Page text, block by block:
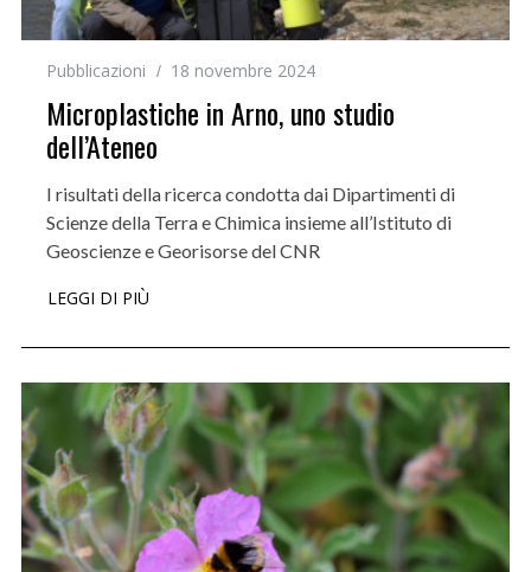
Pubblicazioni 18 novembre 2024
Microplastiche in Arno, uno studio
dell’Ateneo
I risultati della ricerca condotta dai Dipartimenti di
Scienze della Terra e Chimica insieme all’Istituto di
Geoscienze e Georisorse del CNR
LEGGI DI PIÙ